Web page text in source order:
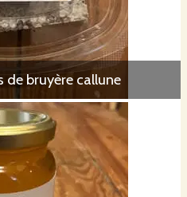
de bruyère callune